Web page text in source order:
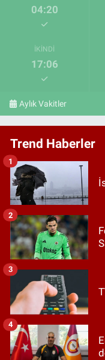
04:20
İKINDI
17:06
Aylık Vakitler
Trend Haberler
1
2
3
4